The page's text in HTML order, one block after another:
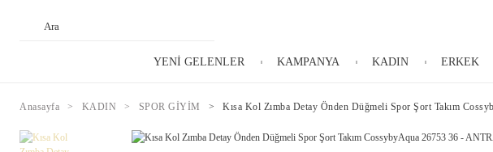
YENİ GELENLER KAMPANYA KADIN ERKEK
Anasayfa KADIN SPOR GİYİM Kısa Kol Zımba Detay Önden Düğmeli Spor Şort Takım